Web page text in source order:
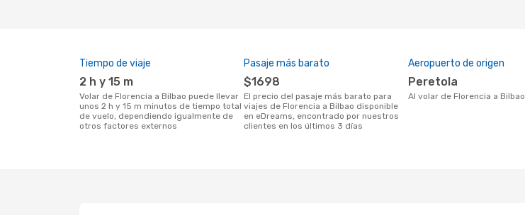
Tiempo de viaje
2 h y 15 m
Volar de Florencia a Bilbao puede llevar
unos 2 h y 15 m minutos de tiempo total
de vuelo, dependiendo igualmente de
otros factores externos
Pasaje más barato
$1698
El precio del pasaje más barato para
viajes de Florencia a Bilbao disponible
en eDreams, encontrado por nuestros
clientes en los últimos 3 días
Aeropuerto de origen
Peretola
Al volar de Florencia a Bilbao